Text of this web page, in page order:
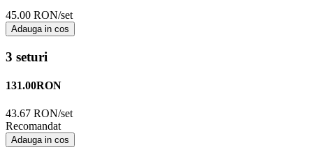
45.00 RON/set
Adauga in cos
3 seturi
131.00RON
43.67 RON/set
Recomandat
Adauga in cos